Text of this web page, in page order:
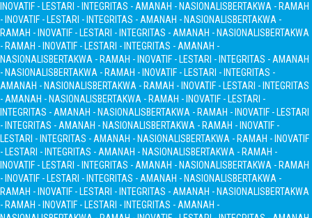
INOVATIF - LESTARI - INTEGRITAS - AMANAH - NASIONALISBERTAKWA - RAMAH
- INOVATIF - LESTARI - INTEGRITAS - AMANAH - NASIONALISBERTAKWA -
RAMAH - INOVATIF - LESTARI - INTEGRITAS - AMANAH - NASIONALISBERTAKWA
- RAMAH - INOVATIF - LESTARI - INTEGRITAS - AMANAH -
NASIONALISBERTAKWA - RAMAH - INOVATIF - LESTARI - INTEGRITAS - AMANAH
- NASIONALISBERTAKWA - RAMAH - INOVATIF - LESTARI - INTEGRITAS -
AMANAH - NASIONALISBERTAKWA - RAMAH - INOVATIF - LESTARI - INTEGRITAS
- AMANAH - NASIONALISBERTAKWA - RAMAH - INOVATIF - LESTARI -
INTEGRITAS - AMANAH - NASIONALISBERTAKWA - RAMAH - INOVATIF - LESTARI
- INTEGRITAS - AMANAH - NASIONALISBERTAKWA - RAMAH - INOVATIF -
LESTARI - INTEGRITAS - AMANAH - NASIONALISBERTAKWA - RAMAH - INOVATIF
- LESTARI - INTEGRITAS - AMANAH - NASIONALISBERTAKWA - RAMAH -
INOVATIF - LESTARI - INTEGRITAS - AMANAH - NASIONALISBERTAKWA - RAMAH
- INOVATIF - LESTARI - INTEGRITAS - AMANAH - NASIONALISBERTAKWA -
RAMAH - INOVATIF - LESTARI - INTEGRITAS - AMANAH - NASIONALISBERTAKWA
- RAMAH - INOVATIF - LESTARI - INTEGRITAS - AMANAH -